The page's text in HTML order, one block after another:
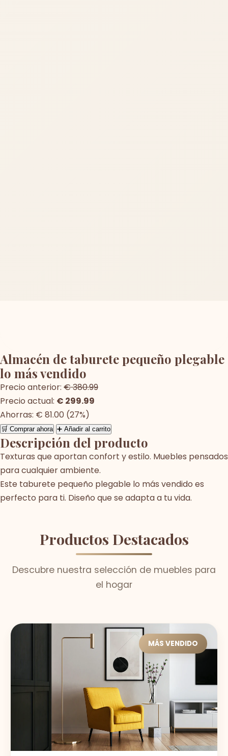
Almacén de taburete pequeño plegable
lo más vendido
Precio anterior: € 380.99
Precio actual: € 299.99
Ahorras: € 81.00 (27%)
🛒 Comprar ahora ➕ Añadir al carrito
Descripción del producto
Texturas que aportan confort y estilo. Muebles pensados
para cualquier ambiente.
Este taburete pequeño plegable lo más vendido es
perfecto para ti. Diseño que se adapta a tu vida.
Productos Destacados
Descubre nuestra selección de muebles para
el hogar
MÁS VENDIDO